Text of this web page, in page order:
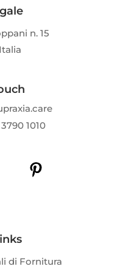
n. 15
1010
di Fornitura